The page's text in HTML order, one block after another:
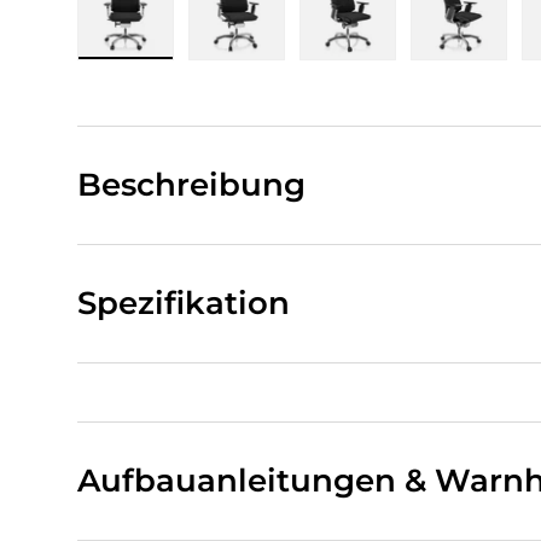
Beschreibung
Spezifikation
Aufbauanleitungen &